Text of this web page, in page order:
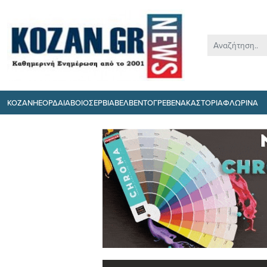
ΚΟΖΑΝΗΕΟΡΔΑΙΑΒΟΙΟΣΕΡΒΙΑΒΕΛΒΕΝΤΟΓΡΕΒΕΝΑΚΑΣΤΟΡΙΑΦΛΩΡΙΝΑ